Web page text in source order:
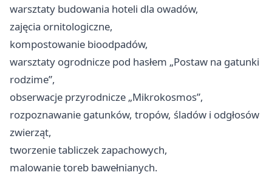
warsztaty budowania hoteli dla owadów,
zajęcia ornitologiczne,
kompostowanie bioodpadów,
warsztaty ogrodnicze pod hasłem „Postaw na gatunki
rodzime”,
obserwacje przyrodnicze „Mikrokosmos”,
rozpoznawanie gatunków, tropów, śladów i odgłosów
zwierząt,
tworzenie tabliczek zapachowych,
malowanie toreb bawełnianych.